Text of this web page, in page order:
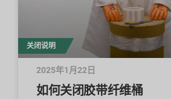
关闭说明
如何关闭胶带纤维桶
2025年1月22日